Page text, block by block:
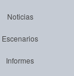
Noticias
Escenarios
Informes